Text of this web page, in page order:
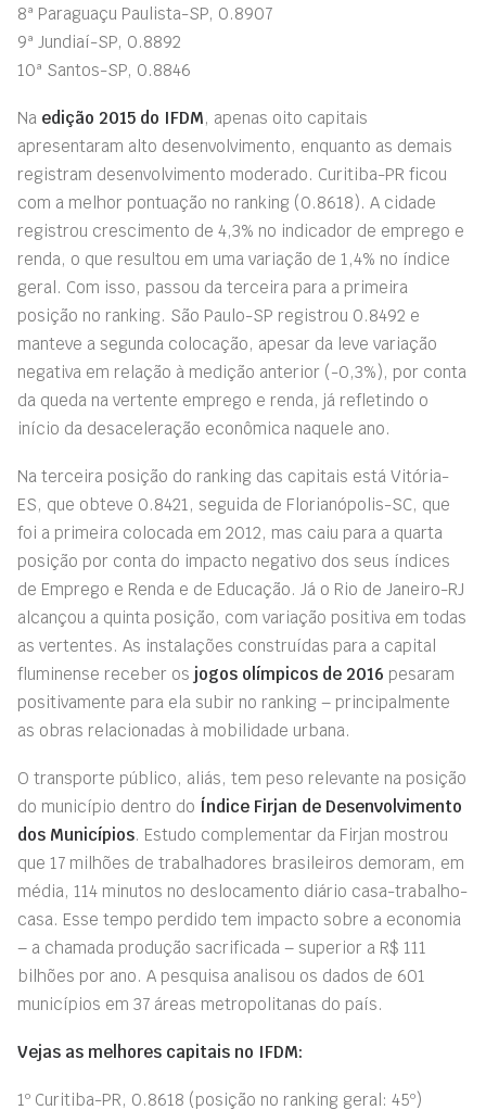
8ª Paraguaçu Paulista-SP, 0.8907
9ª Jundiaí-SP, 0.8892
10ª Santos-SP, 0.8846
Na edição 2015 do IFDM, apenas oito capitais
apresentaram alto desenvolvimento, enquanto as demais
registram desenvolvimento moderado. Curitiba-PR ficou
com a melhor pontuação no ranking (0.8618). A cidade
registrou crescimento de 4,3% no indicador de emprego e
renda, o que resultou em uma variação de 1,4% no índice
geral. Com isso, passou da terceira para a primeira
posição no ranking. São Paulo-SP registrou 0.8492 e
manteve a segunda colocação, apesar da leve variação
negativa em relação à medição anterior (-0,3%), por conta
da queda na vertente emprego e renda, já refletindo o
início da desaceleração econômica naquele ano.
Na terceira posição do ranking das capitais está Vitória-
ES, que obteve 0.8421, seguida de Florianópolis-SC, que
foi a primeira colocada em 2012, mas caiu para a quarta
posição por conta do impacto negativo dos seus índices
de Emprego e Renda e de Educação. Já o Rio de Janeiro-RJ
alcançou a quinta posição, com variação positiva em todas
as vertentes. As instalações construídas para a capital
fluminense receber os jogos olímpicos de 2016 pesaram
positivamente para ela subir no ranking – principalmente
as obras relacionadas à mobilidade urbana.
O transporte público, aliás, tem peso relevante na posição
do município dentro do Índice Firjan de Desenvolvimento
dos Municípios. Estudo complementar da Firjan mostrou
que 17 milhões de trabalhadores brasileiros demoram, em
média, 114 minutos no deslocamento diário casa-trabalho-
casa. Esse tempo perdido tem impacto sobre a economia
– a chamada produção sacrificada – superior a R$ 111
bilhões por ano. A pesquisa analisou os dados de 601
municípios em 37 áreas metropolitanas do país.
Vejas as melhores capitais no IFDM:
1º Curitiba-PR, 0.8618 (posição no ranking geral: 45º)